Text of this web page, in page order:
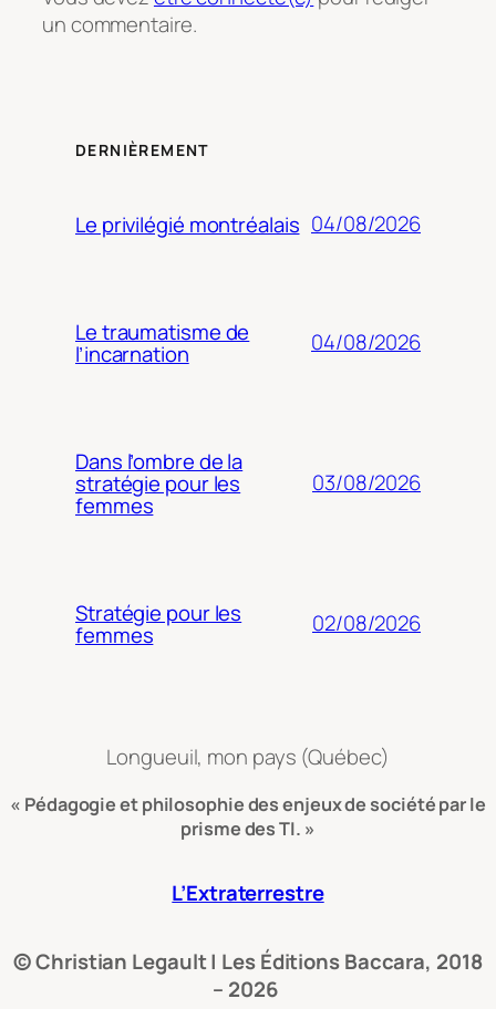
un commentaire.
DERNIÈREMENT
Le privilégié montréalais 04/08/2026
Le traumatisme de
l’incarnation 04/08/2026
Dans l’ombre de la
stratégie pour les
femmes
03/08/2026
Stratégie pour les
femmes 02/08/2026
Longueuil, mon pays (Québec)
« Pédagogie et philosophie des enjeux de société par le
prisme des TI. »
L’Extraterrestre
© Christian Legault | Les Éditions Baccara, 2018
– 2026